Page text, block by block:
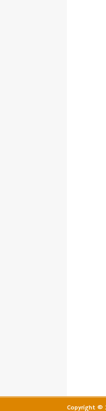
Copyright ©